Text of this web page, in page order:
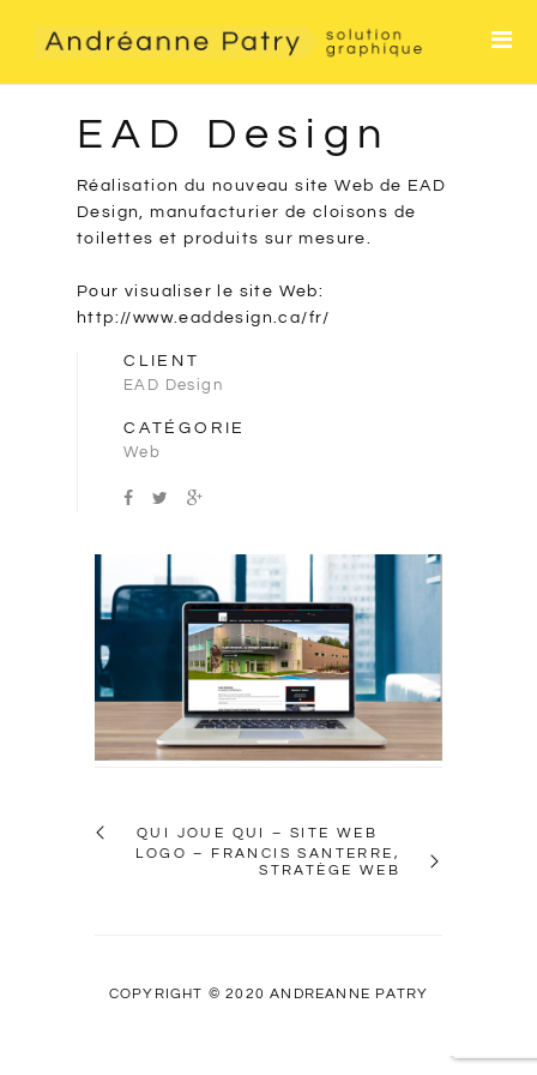
Services
ContactEAD Design
Réalisation du nouveau site Web de EAD
Design, manufacturier de cloisons de
toilettes et produits sur mesure.
Pour visualiser le site Web:
http://www.eaddesign.ca/fr/
CLIENT
EAD Design
CATÉGORIE
Web
QUI JOUE QUI – SITE WEB
LOGO – FRANCIS SANTERRE,
STRATÈGE WEB
COPYRIGHT © 2020 ANDRÉANNE PATRY